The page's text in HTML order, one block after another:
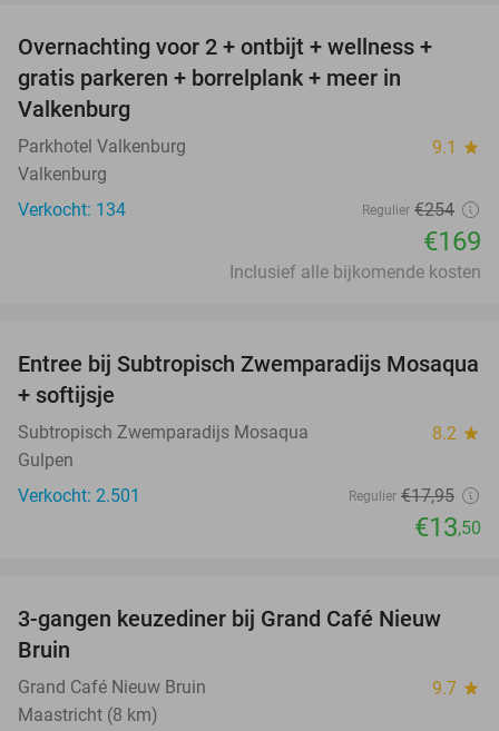
33%
Overnachting voor 2 + ontbijt + wellness +
gratis parkeren + borrelplank + meer in
Valkenburg
Parkhotel Valkenburg 9.1 star
Valkenburg
Verkocht: 134
Regulier €254
€169
Inclusief alle bijkomende kosten
25%
Entree bij Subtropisch Zwemparadijs Mosaqua
+ softijsje
Subtropisch Zwemparadijs Mosaqua 8.2 star
Gulpen
Verkocht: 2.501
Regulier €17,95
€13,50
41%
3-gangen keuzediner bij Grand Café Nieuw
Bruin
Grand Café Nieuw Bruin 9.7 star
Maastricht (8 km)